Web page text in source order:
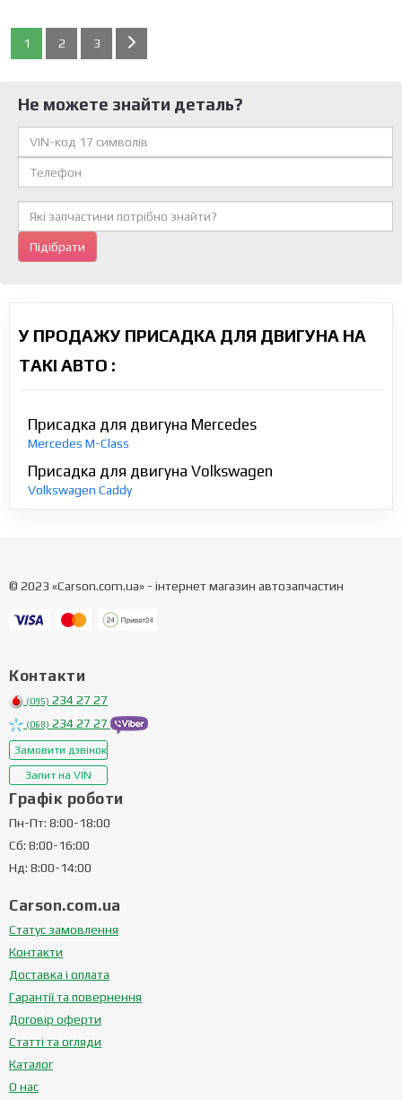
1 2 3
Не можете знайти деталь?
Підібрати
У ПРОДАЖУ ПРИСАДКА ДЛЯ ДВИГУНА НА
ТАКІ АВТО :
Присадка для двигуна Mercedes
Mercedes M-Class
Присадка для двигуна Volkswagen
Volkswagen Caddy
© 2023 «Carson.com.ua» - інтернет магазин автозапчастин
Контакти
(095) 234 27 27
(068) 234 27 27
Замовити дзвінок
Запит на VIN
Графік роботи
Пн-Пт: 8:00-18:00
Сб: 8:00-16:00
Нд: 8:00-14:00
Carson.com.ua
Статус замовлення
Контакти
Доставка і оплата
Гарантії та повернення
Договір оферти
Статті та огляди
Каталог
О нас